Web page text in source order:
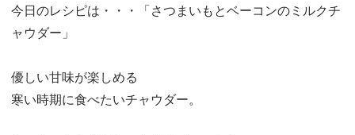
今日のレシピは・・・「さつまいもとベーコンのミルクチ
ャウダー」
優しい甘味が楽しめる
寒い時期に食べたいチャウダー。